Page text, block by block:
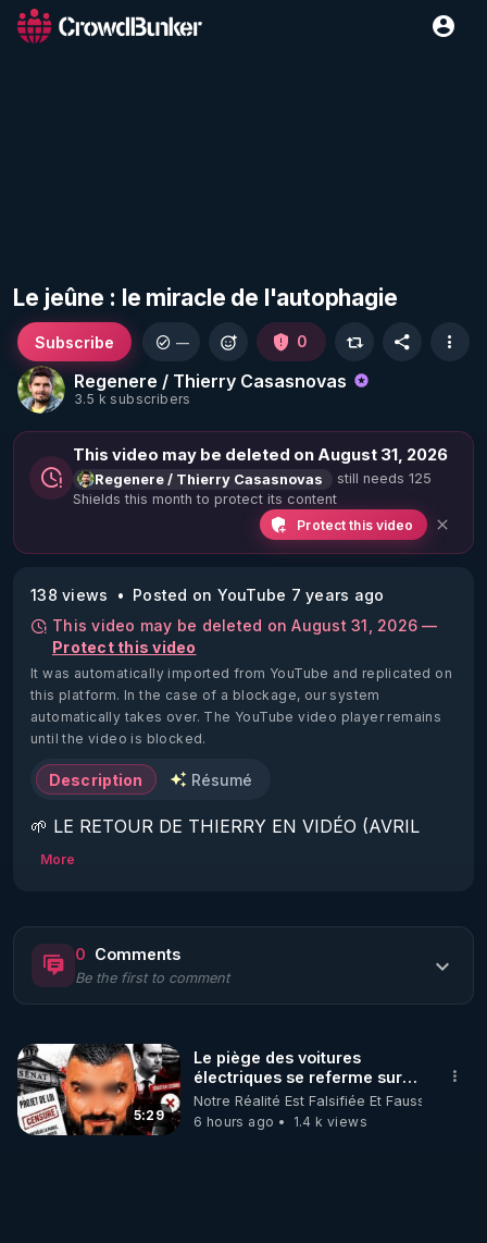
Le jeûne : le miracle de l'autophagie
Regenere / Thierry Casasnovas
3.5 k subscribers
Subscribe — 0
This video may be deleted on August 31, 2026
Regenere / Thierry Casasnovas
still needs 125
Shields this month to protect its content
Protect this video
138 views
Posted on YouTube 7 years ago
This video may be deleted on August 31, 2026 —
Protect this video
It was automatically imported from YouTube and replicated on
this platform. In the case of a blockage, our system
automatically takes over. The YouTube video player remains
until the video is blocked.
Description Résumé
🌱 LE RETOUR DE THIERRY EN VIDÉO (AVRIL
2022)!
https://www.rgnr.fr/presentation.html
🌱 LE MAGAZINE RÉGÉNÈRE
🌱 LA BOUTIQUE DU MAGAZINE
Pour obtenir les anciens numéros que vous avez
More
0 Comments
Be the first to comment
5:29
Le piège des voitures
électriques se referme sur
les usagers !
Notre Réalité Est Falsifiée Et Fausse
6 hours ago
1.4 k views